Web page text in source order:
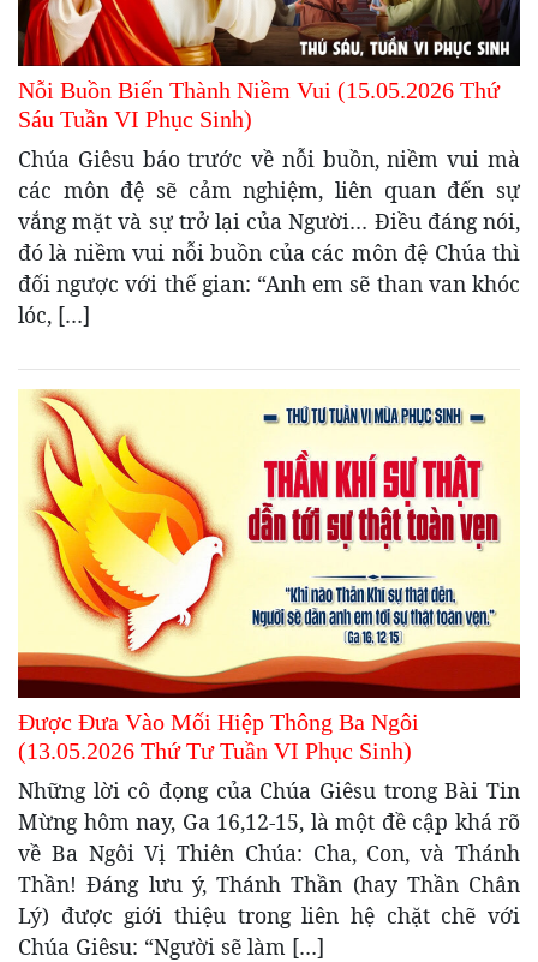
Nỗi Buồn Biến Thành Niềm Vui (15.05.2026 Thứ
Sáu Tuần VI Phục Sinh)
Chúa Giêsu báo trước về nỗi buồn, niềm vui mà
các môn đệ sẽ cảm nghiệm, liên quan đến sự
vắng mặt và sự trở lại của Người… Điều đáng nói,
đó là niềm vui nỗi buồn của các môn đệ Chúa thì
đối ngược với thế gian: “Anh em sẽ than van khóc
lóc, […]
Được Đưa Vào Mối Hiệp Thông Ba Ngôi
(13.05.2026 Thứ Tư Tuần VI Phục Sinh)
Những lời cô đọng của Chúa Giêsu trong Bài Tin
Mừng hôm nay, Ga 16,12-15, là một đề cập khá rõ
về Ba Ngôi Vị Thiên Chúa: Cha, Con, và Thánh
Thần! Đáng lưu ý, Thánh Thần (hay Thần Chân
Lý) được giới thiệu trong liên hệ chặt chẽ với
Chúa Giêsu: “Người sẽ làm […]